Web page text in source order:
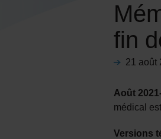
fin
21 août
Août
médical
Versions